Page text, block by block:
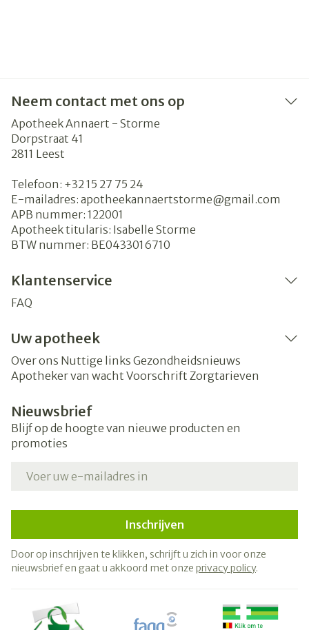
Neem contact met ons op
Apotheek Annaert - Storme
Dorpstraat 41
2811 Leest
Telefoon: +32 15 27 75 24
E-mailadres: apotheekannaertstorme@gmail.com
APB nummer: 122001
Apotheek titularis: Isabelle Storme
BTW nummer: BE0433016710
Klantenservice
FAQ
Uw apotheek
Over ons Nuttige links Gezondheidsnieuws
Apotheker van wacht Voorschrift Zorgtarieven
Nieuwsbrief
Blijf op de hoogte van nieuwe producten en
promoties
Inschrijven
Door op inschrijven te klikken, schrijft u zich in voor onze
nieuwsbrief en gaat u akkoord met onze privacy policy.